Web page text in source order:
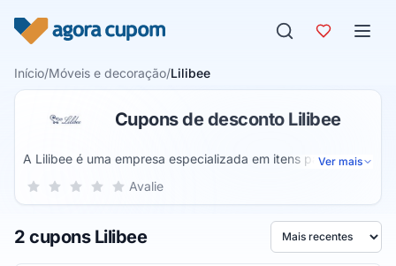
Início/Móveis e decoração/Lilibee
Cupons de desconto Lilibee
A Lilibee é uma empresa especializada em itens para a
maternidade e quarto do bebê. Os produtos são pensados
para montar o cômodo como móveis, enxoval, papel de
parede, itens de decoração, moda gestante, roupas e
Ver mais
Sua nota para Lilibee, de 1 a 5 estrelas
5 estrelas
4 estrelas
3 estrelas
2 estrelas
1 estrela Avalie
2 cupons Lilibee Ordenar por